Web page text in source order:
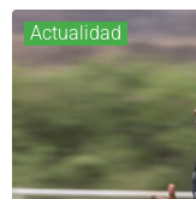
Actualidad